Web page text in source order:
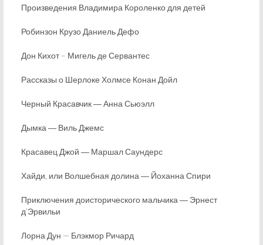
Произведения Владимира Короленко для детей
Робинзон Крузо Даниель Дефо
Дон Кихот – Мигель де Сервантес
Рассказы о Шерлоке Холмсе Конан Дойл
Черный Красавчик ― Анна Сьюэлл
Дымка ― Виль Джемс
Красавец Джой ― Маршал Саундерс
Хайди, или Волшебная долина ― Йоханна Спири
Приключения доисторического мальчика ― Эрнест
д’Эрвильи
Лорна Дун — Блэкмор Ричард